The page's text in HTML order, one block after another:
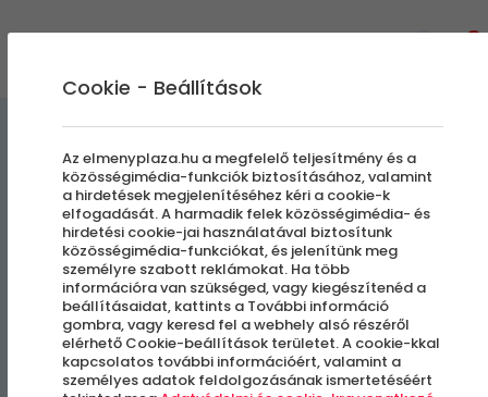
Tradicionális Thai Masszázs
| 60 perc
Budapest, VI. kerület
Cookie - Beállítások
Az elmenyplaza.hu a megfelelő teljesítmény és a
közösségimédia-funkciók biztosításához, valamint
a hirdetések megjelenítéséhez kéri a cookie-k
elfogadását. A harmadik felek közösségimédia- és
hirdetési cookie-jai használatával biztosítunk
közösségimédia-funkciókat, és jelenítünk meg
személyre szabott reklámokat. Ha több
információra van szükséged, vagy kiegészítenéd a
beállításaidat, kattints a További információ
gombra, vagy keresd fel a webhely alsó részéről
elérhető Cookie-beállítások területet. A cookie-kkal
kapcsolatos további információért, valamint a
személyes adatok feldolgozásának ismertetéséért